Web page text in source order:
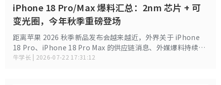
iPhone 18 Pro/Max 爆料汇总：2nm 芯片 + 可
变光圈，今年秋季重磅登场
距离苹果 2026 秋季新品发布会越来越近，外界关于 iPhone
18 Pro、iPhone 18 Pro Max 的供应链消息、外媒爆料持续密
集流出。本次新机不会颠覆性重塑外观，但在芯片工艺、影像
牛学长 | 2026-07-22 17:31:12